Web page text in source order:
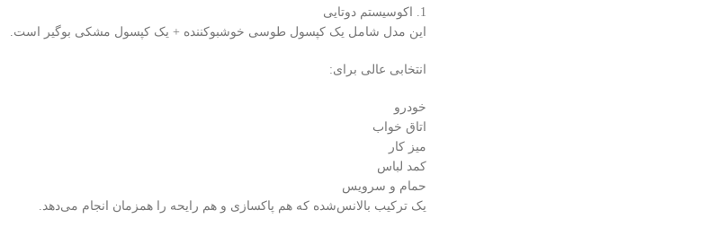
1. اکوسیستم دوتایی
این مدل شامل یک کپسول طوسی خوشبوکننده + یک کپسول مشکی بوگیر است.
انتخابی عالی برای:
خودرو
اتاق خواب
میز کار
کمد لباس
حمام و سرویس
یک ترکیب بالانس‌شده که هم پاکسازی و هم رایحه را همزمان انجام می‌دهد.